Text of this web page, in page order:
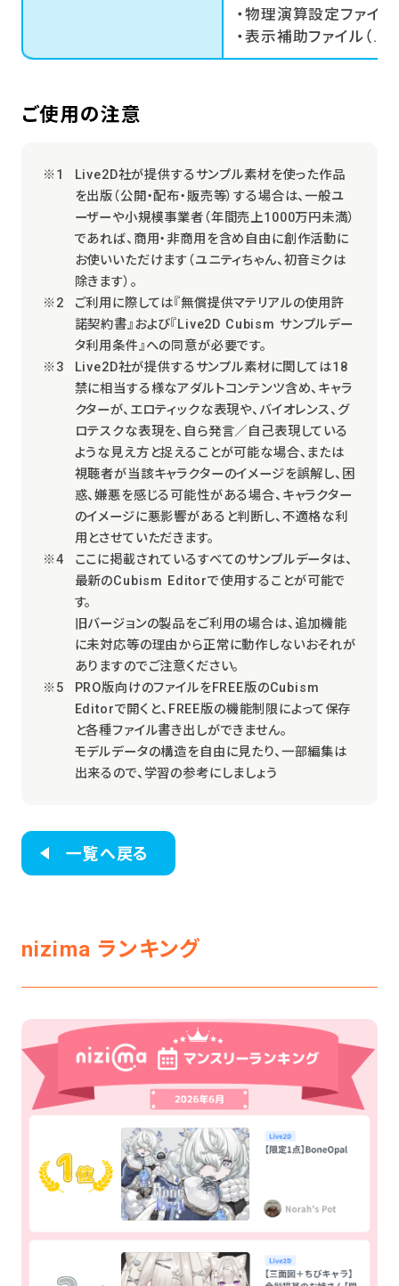
・物理演算設定ファイ
・表示補助ファイル（
ご使用の注意
Live2D社が提供するサンプル素材を使った作品
を出版（公開・配布・販売等）する場合は、一般ユ
ーザーや小規模事業者（年間売上1000万円未満）
であれば、商用・非商用を含め自由に創作活動に
お使いいただけます（ユニティちゃん、初音ミクは
除きます）。
ご利用に際しては『無償提供マテリアルの使用許
諾契約書』および『Live2D Cubism サンプルデー
タ利用条件』への同意が必要です。
Live2D社が提供するサンプル素材に関しては18
禁に相当する様なアダルトコンテンツ含め、キャラ
クターが、エロティックな表現や、バイオレンス、グ
ロテスクな表現を、自ら発言／自己表現している
ような見え方と捉えることが可能な場合、または
視聴者が当該キャラクターのイメージを誤解し、困
惑、嫌悪を感じる可能性がある場合、キャラクター
のイメージに悪影響があると判断し、不適格な利
用とさせていただきます。
ここに掲載されているすべてのサンプルデータは、
最新のCubism Editorで使用することが可能で
す。
旧バージョンの製品をご利用の場合は、追加機能
に未対応等の理由から正常に動作しないおそれが
ありますのでご注意ください。
PRO版向けのファイルをFREE版のCubism
Editorで開くと、FREE版の機能制限によって保存
と各種ファイル書き出しができません。
モデルデータの構造を自由に見たり、一部編集は
出来るので、学習の参考にしましょう
一覧へ戻る
nizima ランキング